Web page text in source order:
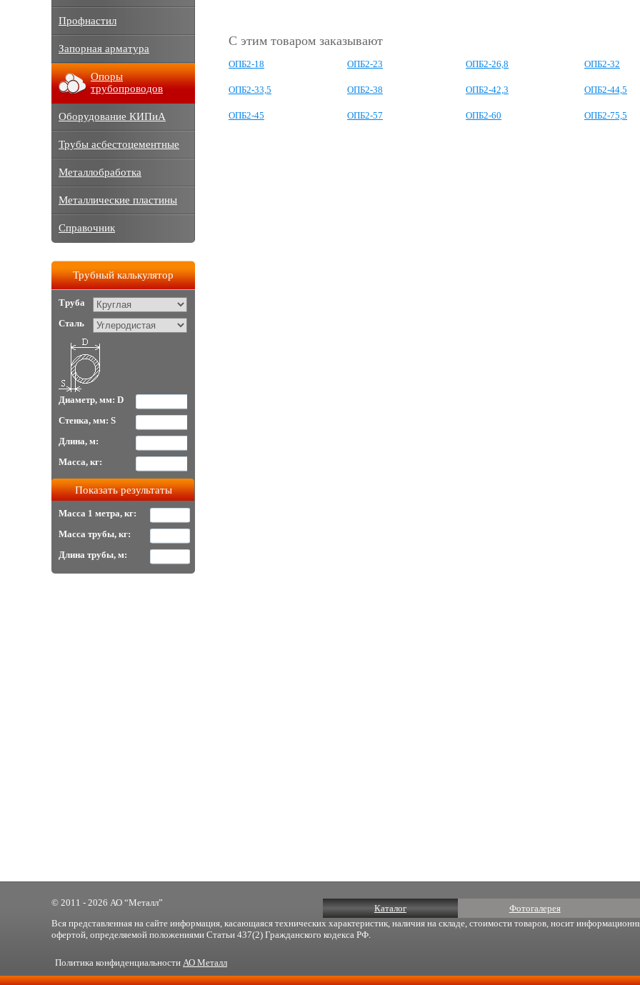
С этим товаром заказывают
ОПБ2-18 ОПБ2-23 ОПБ2-26,8 ОПБ2-32
ОПБ2-33,5 ОПБ2-38 ОПБ2-42,3 ОПБ2-44,5
ОПБ2-45 ОПБ2-57 ОПБ2-60 ОПБ2-75,5
Профнастил
Запорная арматура
Опоры
трубопроводов
Оборудование КИПиА
Трубы асбестоцементные
Металлобработка
Металлические пластины
Справочник
Трубный калькулятор
Труба
Сталь
Диаметр, мм: D
Стенка, мм: S
Длина, м:
Масса, кг:
Масса 1 метра, кг:
Масса трубы, кг:
Длина трубы, м:
Каталог Фотогалерея
© 2011 - 2026 АО “Металл”
Вся представленная на сайте информация, касающаяся технических характеристик, наличия на складе, стоимости товаров, носит
офертой, определяемой положениями Статьи 437(2) Гражданского кодекса РФ.
Политика конфиденциальности АО Металл